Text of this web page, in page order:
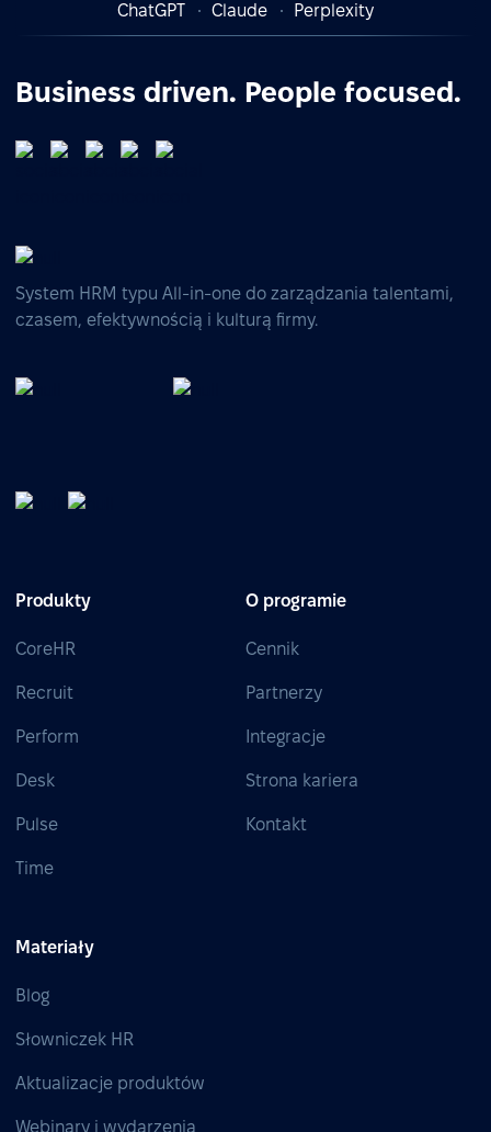
ChatGPT
Claude Perplexity
Business driven. People focused.
System HRM typu All-in-one do zarządzania talentami,
czasem, efektywnością i kulturą firmy.
Produkty
CoreHR
Recruit
Perform
Desk
Pulse
Time
O programie
Cennik
Partnerzy
Integracje
Strona kariera
Kontakt
Materiały
Blog
Słowniczek HR
Aktualizacje produktów
Webinary i wydarzenia